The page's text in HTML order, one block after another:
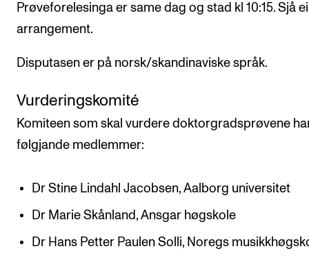
Prøveforelesinga er same dag og stad kl 10:15. Sjå
arrangement.
Disputasen er på norsk/skandinaviske språk.
Vurderingskomité
Komiteen som skal vurdere doktorgradsprøvene
følgjande medlemmer:
Dr Stine Lindahl Jacobsen, Aalborg universitet
Dr Marie Skånland, Ansgar høgskole
Dr Hans Petter Paulen Solli, Noregs